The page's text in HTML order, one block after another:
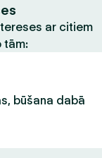
ar citiem
tām:
būšana dabā